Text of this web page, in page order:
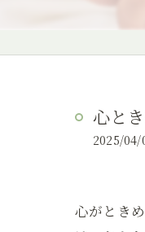
心と
2025/04/
心がとき